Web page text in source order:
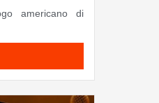
americano di